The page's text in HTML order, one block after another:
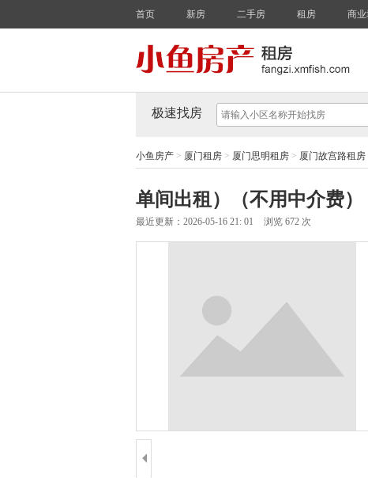
首页 新房 二手房 租房 商
极速找房
小鱼房产 > 厦门租房 > 厦门思明租房 > 厦门故宫路租房
单间出租）（不用中介费）
最近更新：2026-05-16 21: 01 浏览 672 次